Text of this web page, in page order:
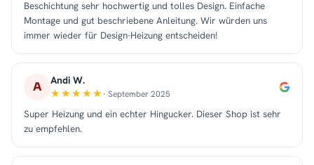
Beschichtung sehr hochwertig und tolles Design. Einfache
Montage und gut beschriebene Anleitung. Wir würden uns
immer wieder für Design-Heizung entscheiden!
A Andi W.
· September 2025
Super Heizung und ein echter Hingucker. Dieser Shop ist sehr
zu empfehlen.